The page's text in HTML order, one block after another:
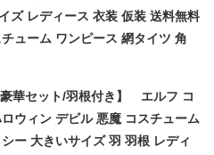
ズ レディース 衣装 仮装 送料無料
ューム ワンピース 網タイツ 角
忘年会 S M L XL XXL devil
華セット/羽根付き】 エルフ コ
ウィン デビル 悪魔 コスチューム
ー 大きいサイズ 羽 羽根 レディ